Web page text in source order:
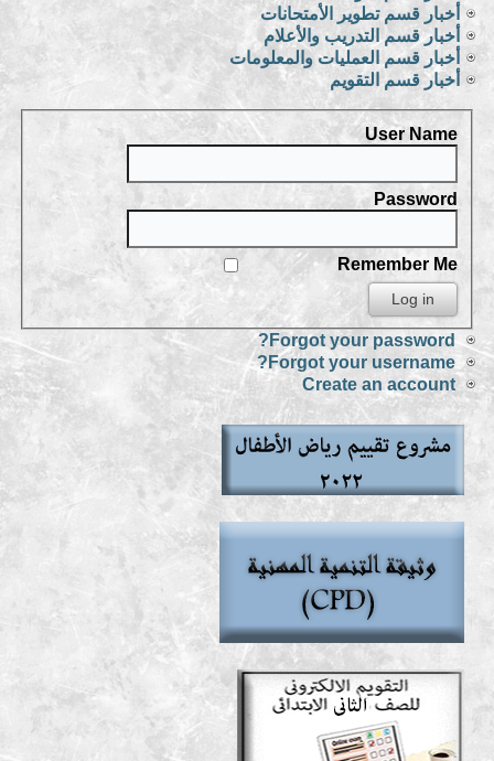
أخبار قسم تطوير الأمتحانات
أخبار قسم التدريب والأعلام
أخبار قسم العمليات والمعلومات
أخبار قسم التقويم
User Name
Password
Remember Me
Forgot your password?
Forgot your username?
Create an account